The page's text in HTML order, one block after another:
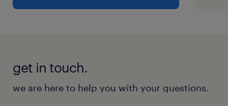
get in touch.
we are here to help you with your questions.